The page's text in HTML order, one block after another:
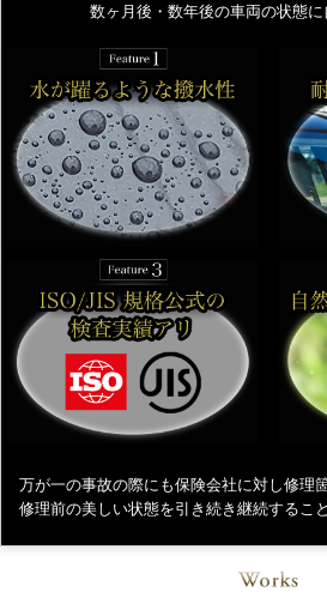
数ヶ月後・数年後の車両の状態に
万が一の事故の際にも保険会社に対し修理
修理前の美しい状態を引き続き継続するこ